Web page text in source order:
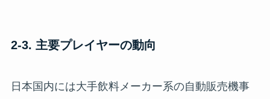
2-3. 主要プレイヤーの動向
日本国内には大手飲料メーカー系の自動販売機事